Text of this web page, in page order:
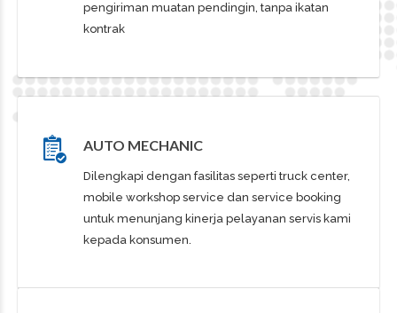
pengiriman muatan pendingin, tanpa ikatan
kontrak
AUTO MECHANIC
Dilengkapi dengan fasilitas seperti truck center,
mobile workshop service dan service booking
untuk menunjang kinerja pelayanan servis kami
kepada konsumen.